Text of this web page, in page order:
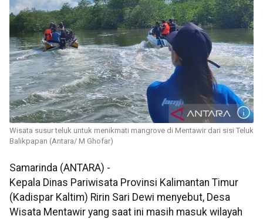
Wisata susur teluk untuk menikmati mangrove di Mentawir dari sisi Teluk
Balikpapan (Antara/ M Ghofar)
Samarinda (ANTARA) -
Kepala Dinas Pariwisata Provinsi Kalimantan Timur
(Kadispar Kaltim) Ririn Sari Dewi menyebut, Desa
Wisata Mentawir yang saat ini masih masuk wilayah